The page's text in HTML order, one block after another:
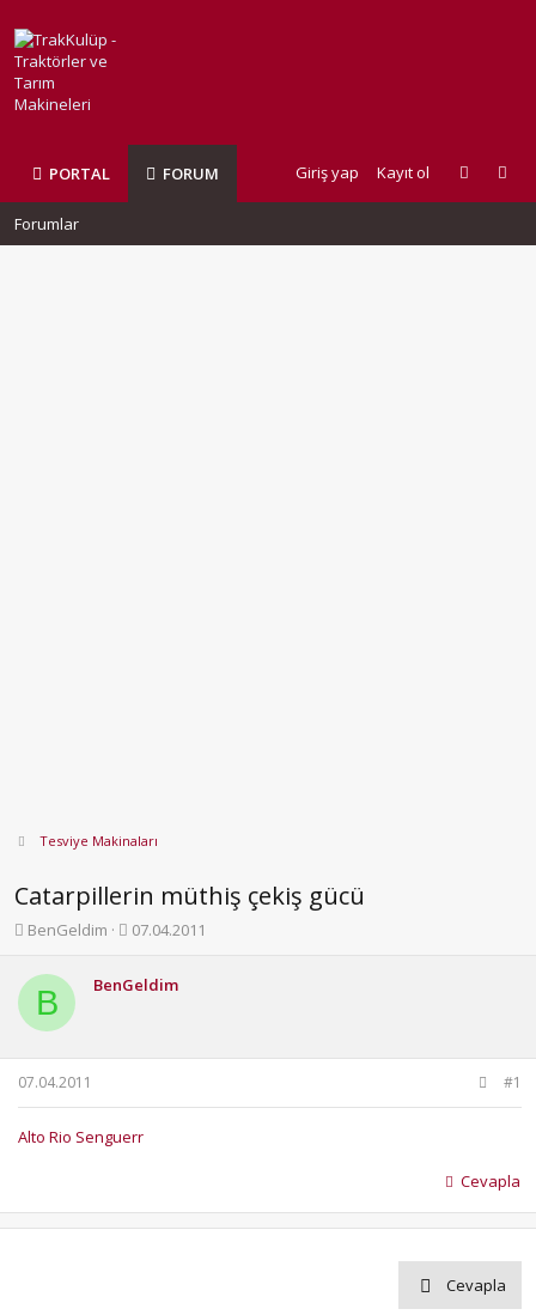
PORTAL FORUM Giriş yap Kayıt ol
Forumlar
Tesviye Makinaları
Catarpillerin müthiş çekiş gücü
K
n
y
u
b
l
a
n
BenGeldim
B
l
g
a
h
i
07.04.2011
B BenGeldim
07.04.2011 #1
Alto Rio Senguerr
Cevapla
Cevapla